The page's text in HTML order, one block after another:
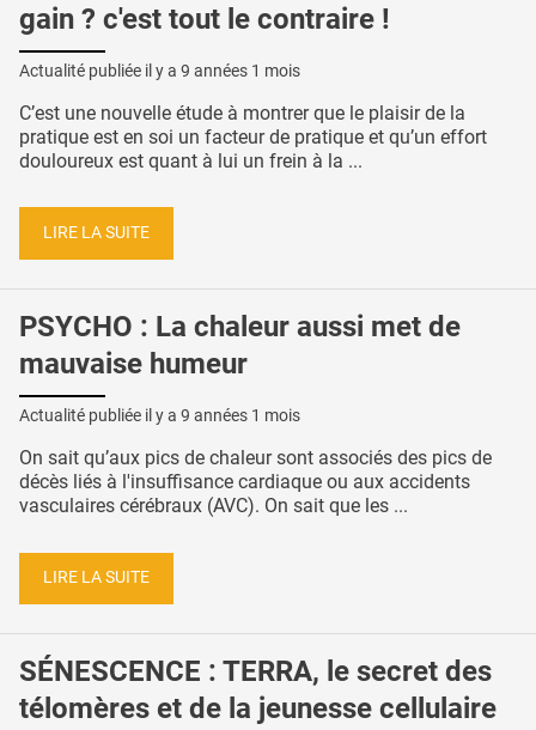
gain ? c'est tout le contraire !
Actualité publiée il y a 9 années 1 mois
C’est une nouvelle étude à montrer que le plaisir de la
pratique est en soi un facteur de pratique et qu’un effort
douloureux est quant à lui un frein à la ...
LIRE LA SUITE
PSYCHO : La chaleur aussi met de
mauvaise humeur
Actualité publiée il y a 9 années 1 mois
On sait qu’aux pics de chaleur sont associés des pics de
décès liés à l'insuffisance cardiaque ou aux accidents
vasculaires cérébraux (AVC). On sait que les ...
LIRE LA SUITE
SÉNESCENCE : TERRA, le secret des
télomères et de la jeunesse cellulaire